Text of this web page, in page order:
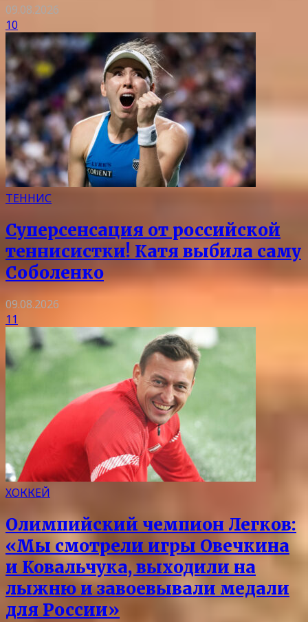
09.08.2026
10
ТЕННИС
Суперсенсация от российской
теннисистки! Катя выбила саму
Соболенко
09.08.2026
11
ХОККЕЙ
Олимпийский чемпион Легков:
«Мы смотрели игры Овечкина
и Ковальчука, выходили на
лыжню и завоевывали медали
для России»